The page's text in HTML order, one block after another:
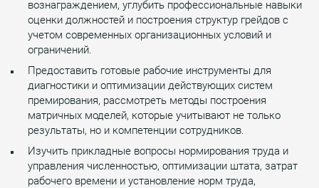
вознаграждением, углубить профессиональные навыки
оценки должностей и построения структур грейдов с
учетом современных организационных условий и
ограничений.
Предоставить готовые рабочие инструменты для
диагностики и оптимизации действующих систем
премирования, рассмотреть методы построения
матричных моделей, которые учитывают не только
результаты, но и компетенции сотрудников.
Изучить прикладные вопросы нормирования труда и
управления численностью, оптимизации штата, затрат
рабочего времени и установление норм труда,